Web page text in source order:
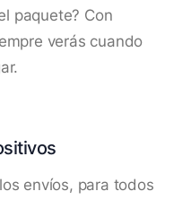
paquete? Con
verás cuando
envíos, para todos